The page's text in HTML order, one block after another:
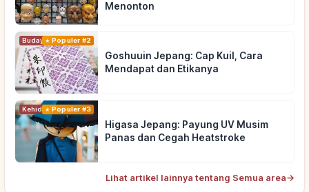
Menonton
Budaya Tradisional
Populer #2
Goshuuin Jepang: Cap Kuil, Cara
Mendapat dan Etikanya
KehidupanPopuler #3
Higasa Jepang: Payung UV Musim
Panas dan Cegah Heatstroke
Lihat artikel lainnya tentang Semua area→